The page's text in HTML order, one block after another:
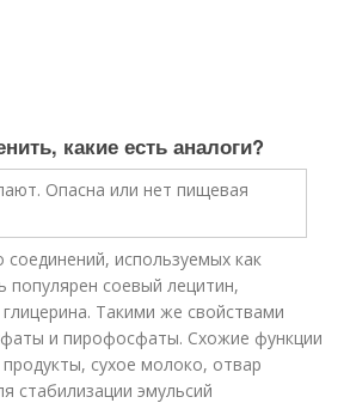
какие есть аналоги?
используемых как
популярен соевый лецитин,
Такими же свойствами
и пирофосфаты. Схожие функции
сухое молоко, отвар
стабилизации эмульсий